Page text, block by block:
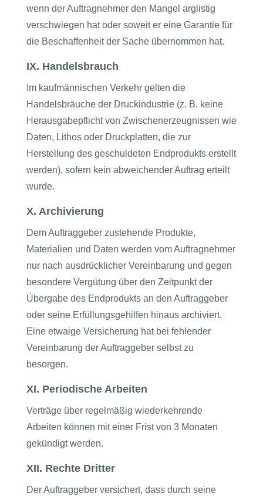
wenn der Auftragnehmer den Mangel arglistig
verschwiegen hat oder soweit er eine Garantie für
die Beschaffenheit der Sache übernommen hat.
IX. Handelsbrauch
Im kaufmännischen Verkehr gelten die
Handelsbräuche der Druckindustrie (z. B. keine
Herausgabepflicht von Zwischenerzeugnissen wie
Daten, Lithos oder Druckplatten, die zur
Herstellung des geschuldeten Endprodukts erstellt
werden), sofern kein abweichender Auftrag erteilt
wurde.
X. Archivierung
Dem Auftraggeber zustehende Produkte,
Materialien und Daten werden vom Auftragnehmer
nur nach ausdrücklicher Vereinbarung und gegen
besondere Vergütung über den Zeitpunkt der
Übergabe des Endprodukts an den Auftraggeber
oder seine Erfüllungsgehilfen hinaus archiviert.
Eine etwaige Versicherung hat bei fehlender
Vereinbarung der Auftraggeber selbst zu
besorgen.
XI. Periodische Arbeiten
Verträge über regelmäßig wiederkehrende
Arbeiten können mit einer Frist von 3 Monaten
gekündigt werden.
XII. Rechte Dritter
Der Auftraggeber versichert, dass durch seine